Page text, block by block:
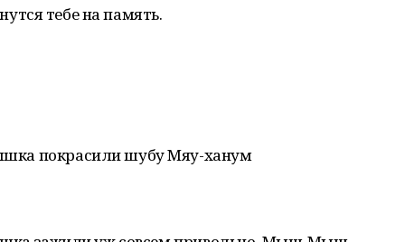
тебе на память.
покрасили шубу Мяу-ханум